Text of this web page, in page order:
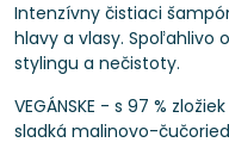
Intenzívny čistiaci
hlavy a vlasy. Spoľahlivo
stylingu a nečistoty.
VEGÁNSKE - s 97 %
sladká malinovo-